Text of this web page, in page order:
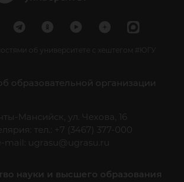
об университете с хештегом #ЮГУ
образовательной организации
Мансийск, ул. Чехова, 16
тел.: +7 (3467) 377-000
mail:
ugrasu@ugrasu.ru
науки и высшего образования